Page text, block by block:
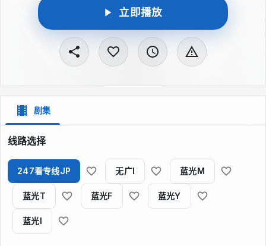
立即播放
剧集
线路选择
247看专线JP 无广I 蓝光M
蓝光T 蓝光F 蓝光Y
蓝光I